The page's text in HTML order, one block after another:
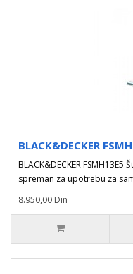
BLACK&DECKER
BLACK&DECKER
spreman za upotrebu za
8.950,00 Din